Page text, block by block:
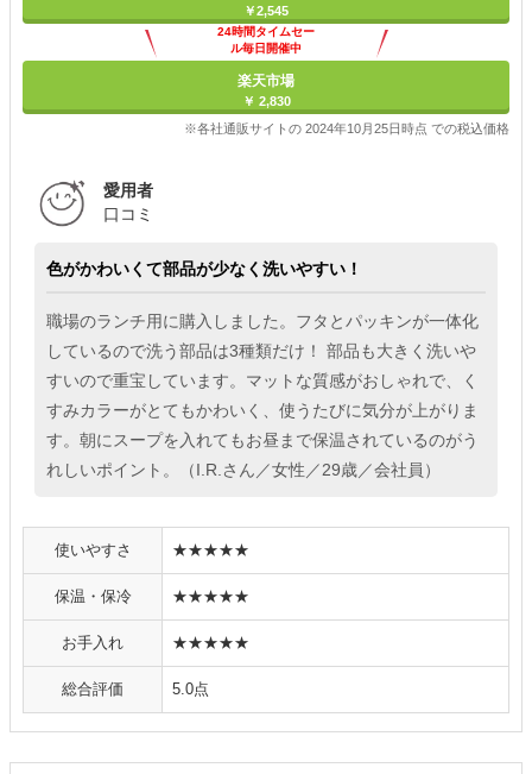
￥2,545
24時間タイムセー
ル毎日開催中
楽天市場
￥ 2,830
※各社通販サイトの 2024年10月25日時点 での税込価格
愛用者
口コミ
色がかわいくて部品が少なく洗いやすい！
職場のランチ用に購入しました。フタとパッキンが一体化
しているので洗う部品は3種類だけ！ 部品も大きく洗いや
すいので重宝しています。マットな質感がおしゃれで、く
すみカラーがとてもかわいく、使うたびに気分が上がりま
す。朝にスープを入れてもお昼まで保温されているのがう
れしいポイント。（I.R.さん／女性／29歳／会社員）
使いやすさ ★★★★★
保温・保冷 ★★★★★
お手入れ ★★★★★
総合評価 5.0点